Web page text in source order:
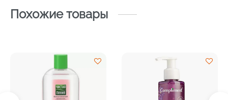
Похожие товары